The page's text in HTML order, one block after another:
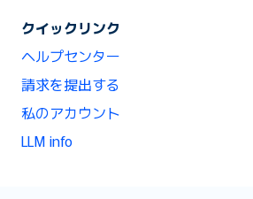
クイックリンク
ヘルプセンター
請求を提出する
私のアカウント
LLM info